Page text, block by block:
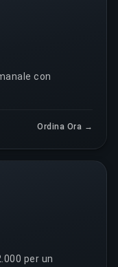
con
Ordina Ora →
per un